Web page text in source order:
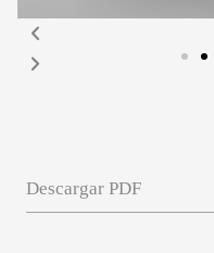
Descargar PDF